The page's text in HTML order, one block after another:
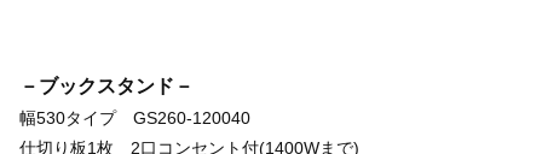
－ブックスタンド－
幅530タイプ GS260-120040
仕切り板1枚 2口コンセント付(1400Wまで)